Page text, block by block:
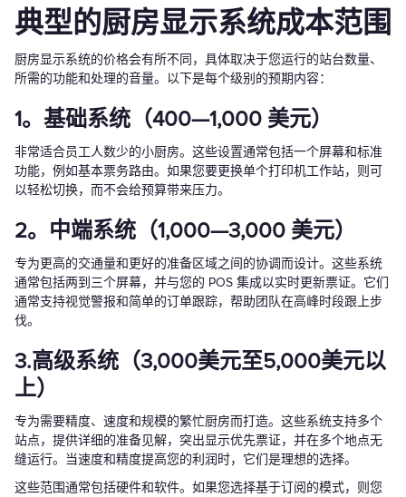
典型的厨房显示系统成本范围
厨房显示系统的价格会有所不同，具体取决于您运行的站台数量、
所需的功能和处理的音量。以下是每个级别的预期内容：
1。基础系统（400—1,000 美元）
非常适合员工人数少的小厨房。这些设置通常包括一个屏幕和标准
功能，例如基本票务路由。如果您要更换单个打印机工作站，则可
以轻松切换，而不会给预算带来压力。
2。中端系统（1,000—3,000 美元）
专为更高的交通量和更好的准备区域之间的协调而设计。这些系统
通常包括两到三个屏幕，并与您的 POS 集成以实时更新票证。它们
通常支持视觉警报和简单的订单跟踪，帮助团队在高峰时段跟上步
伐。
3.高级系统（3,000美元至5,000美元以
上）
专为需要精度、速度和规模的繁忙厨房而打造。这些系统支持多个
站点，提供详细的准备见解，突出显示优先票证，并在多个地点无
缝运行。当速度和精度提高您的利润时，它们是理想的选择。
这些范围通常包括硬件和软件。如果您选择基于订阅的模式，则您